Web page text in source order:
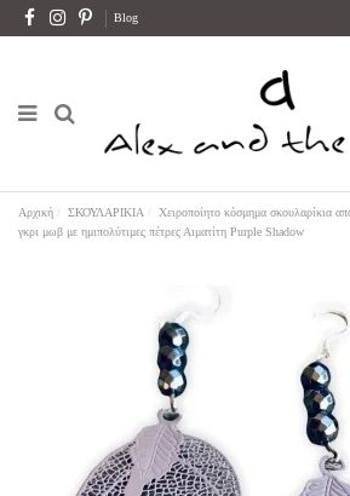
Blog
Αρχική ΣΚΟΥΛΑΡΙΚΙΑ
Χειροποίητο κόσμημα σκουλαρίκια
γκρι μωβ με ημιπολύτιμες πέτρες Αιματίτη Purple Shadow